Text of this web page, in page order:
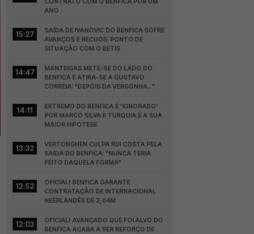
ANO
15:27
SAÍDA DE IVANOVIC DO BENFICA SOFRE
AVANÇOS E RECUOS: PONTO DE
SITUAÇÃO COM O BETIS
14:47
MANTEIGAS METE-SE DO LADO DO
BENFICA E ATIRA-SE A GUSTAVO
CORREIA: "DEPOIS DA VERGONHA…"
14:11
EXTREMO DO BENFICA É 'IGNORADO'
POR MARCO SILVA E TURQUIA É A SUA
MAIOR HIPÓTESE
13:32
VERTONGHEN CULPA RUI COSTA PELA
SAÍDA DO BENFICA: "NUNCA TERIA
FEITO DAQUELA FORMA"
12:52
OFICIAL! BENFICA GARANTE
CONTRATAÇÃO DE INTERNACIONAL
NEERLANDÊS DE 2,04M
12:03
OFICIAL! AVANÇADO QUE FOI ALVO DO
BENFICA ACABA A SER REFORÇO DE